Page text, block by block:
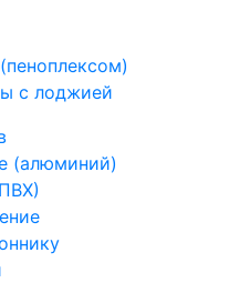
с лоджией
(алюминий)